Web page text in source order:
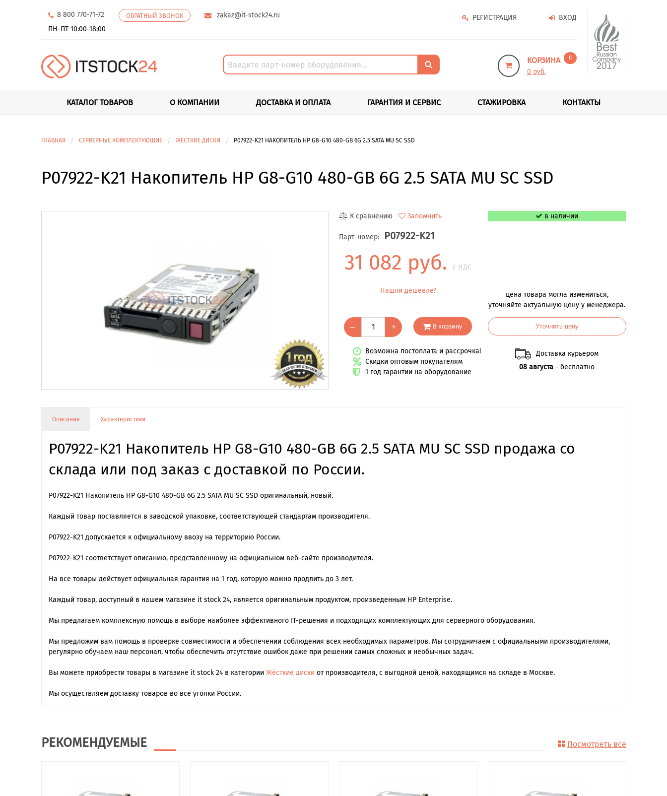
8 800 770-71-72 ОБРАТНЫЙ ЗВОНОК
zakaz@it-stock24.ru
ПН-ПТ 10:00-18:00
ВХОД
РЕГИСТРАЦИЯ
КОРЗИНА 0
0 руб.
КАТАЛОГ ТОВАРОВ О КОМПАНИИ ДОСТАВКА И ОПЛАТА ГАРАНТИЯ И СЕРВИС СТАЖИРОВКА КОНТАКТЫ
ГЛАВНАЯ СЕРВЕРНЫЕ КОМПЛЕКТУЮЩИЕ ЖЁСТКИЕ ДИСКИ P07922-K21 НАКОПИТЕЛЬ HP G8-G10 480-GB 6G 2.5 SATA MU SC SSD
P07922-K21 Накопитель HP G8-G10 480-GB 6G 2.5 SATA MU SC SSD
К сравнению Запомнить
Парт-номер: P07922-K21
31 082 руб. с НДС
Нашли дешевле?
– + В корзину
Возможна постоплата и рассрочка!
Скидки оптовым покупателям
1 год гарантии на оборудование
в наличии
цена товара могла измениться,
уточняйте актуальную цену у менеджера.
Уточнить цену
Доставка курьером
08 августа - бесплатно
Описание Характеристики
P07922-K21 Накопитель HP G8-G10 480-GB 6G 2.5 SATA MU SC SSD продажа со
склада или под заказ с доставкой по России.
P07922-K21 Накопитель HP G8-G10 480-GB 6G 2.5 SATA MU SC SSD оригинальный, новый.
Каждый товар поставляется в заводской упаковке, соответствующей стандартам производителя.
P07922-K21 допускается к официальному ввозу на территорию России.
P07922-K21 cоответствует описанию, представленному на официальном веб-сайте производителя.
На все товары действует официальная гарантия на 1 год, которую можно продлить до 3 лет.
Каждый товар, доступный в нашем магазине it stock 24, является оригинальным продуктом, произведенным HP Enterprise.
Мы предлагаем комплексную помощь в выборе наиболее эффективного IT-решения и подходящих комплектующих для серверного оборудования.
Мы предложим вам помощь в проверке совместимости и обеспечении соблюдения всех необходимых параметров. Мы сотрудничаем с официальными производителями,
регулярно обучаем наш персонал, чтобы обеспечить отсутствие ошибок даже при решении самых сложных и необычных задач.
Вы можете приобрести товары в магазине it stock 24 в категории Жёсткие диски от производителя, с выгодной ценой, находящимся на складе в Москве.
Мы осуществляем доставку товаров во все уголки России.
РЕКОМЕНДУЕМЫЕ Посмотреть все